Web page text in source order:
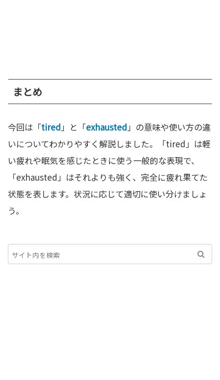
まとめ
今回は「tired」と「exhausted」の意味や使い方の違
いについてわかりやすく解説しました。「tired」は軽
い疲れや眠気を感じたときに使う一般的な表現で、
「exhausted」はそれよりも強く、完全に疲れ果てた
状態を表します。状況に応じて適切に使い分けましょ
う。